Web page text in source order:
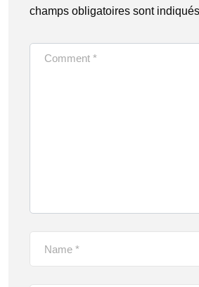
champs obligatoires sont